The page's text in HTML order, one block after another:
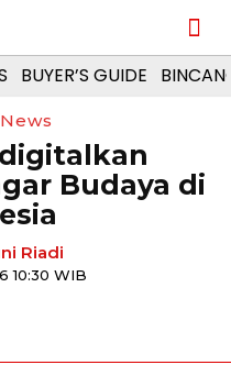
BUYER’S GUIDE
News
Budaya di
Riadi
10:30 WIB